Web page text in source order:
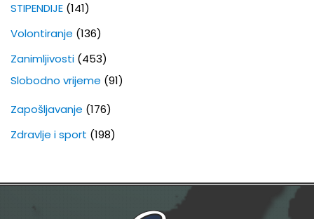
STIPENDIJE (141)
Volontiranje (136)
Zanimljivosti (453)
Slobodno vrijeme (91)
Zapošljavanje (176)
Zdravlje i sport (198)